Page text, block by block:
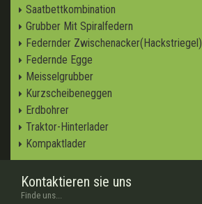
Saatbettkombination
Grubber Mit Spiralfedern
Federnder Zwischenacker(Hackstriegel)
Federnde Egge
Meisselgrubber
Kurzscheibeneggen
Erdbohrer
Traktor-Hinterlader
Kompaktlader
Kontaktieren sie uns
Finde uns...